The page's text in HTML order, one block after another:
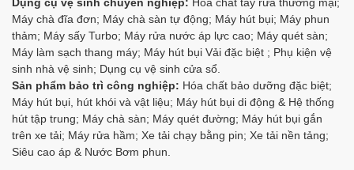
Máy chà đĩa đơn; Máy chà sàn tự động; Máy hút bụi; Máy phun
thảm; Máy sấy Turbo; Máy rửa nước áp lực cao; Máy quét sàn;
Máy làm sạch thang máy; Máy hút bụi Vải đặc biệt ; Phụ kiện vệ
sinh nhà vệ sinh; Dụng cụ vệ sinh cửa sổ.
Sản phẩm bảo trì công nghiệp: Hóa chất bảo dưỡng đặc biệt;
Máy hút bụi, hút khói và vật liệu; Máy hút bụi di động & Hệ thống
hút tập trung; Máy chà sàn; Máy quét đường; Máy hút bụi gắn
trên xe tải; Máy rửa hầm; Xe tải chạy bằng pin; Xe tải nền tảng;
Siêu cao áp & Nước Bơm phun.